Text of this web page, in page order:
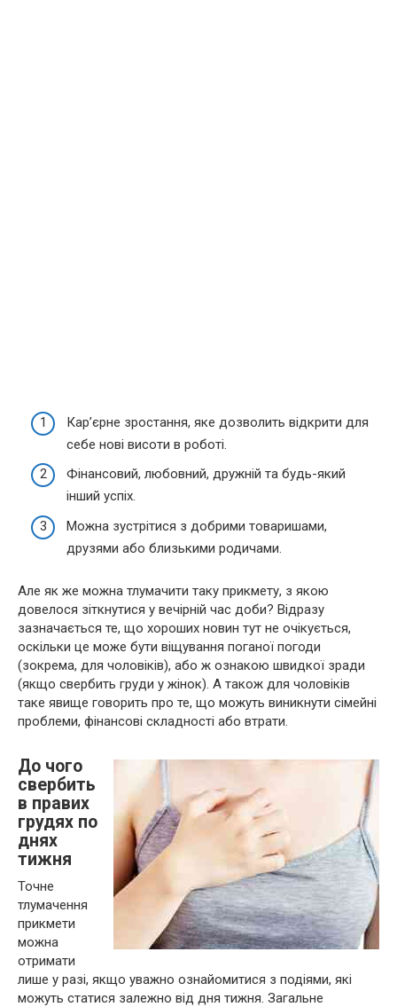
Кар’єрне зростання, яке дозволить відкрити для
себе нові висоти в роботі.
Фінансовий, любовний, дружній та будь-який
інший успіх.
Можна зустрітися з добрими товаришами,
друзями або близькими родичами.
Але як же можна тлумачити таку прикмету, з якою
довелося зіткнутися у вечірній час доби? Відразу
зазначається те, що хороших новин тут не очікується,
оскільки це може бути віщування поганої погоди
(зокрема, для чоловіків), або ж ознакою швидкої зради
(якщо свербить груди у жінок). А також для чоловіків
таке явище говорить про те, що можуть виникнути сімейні
проблеми, фінансові складності або втрати.
До чого
свербить
в правих
грудях по
днях
тижня
Точне
тлумачення
прикмети
можна
отримати
лише у разі, якщо уважно ознайомитися з подіями, які
можуть статися залежно від дня тижня. Загальне